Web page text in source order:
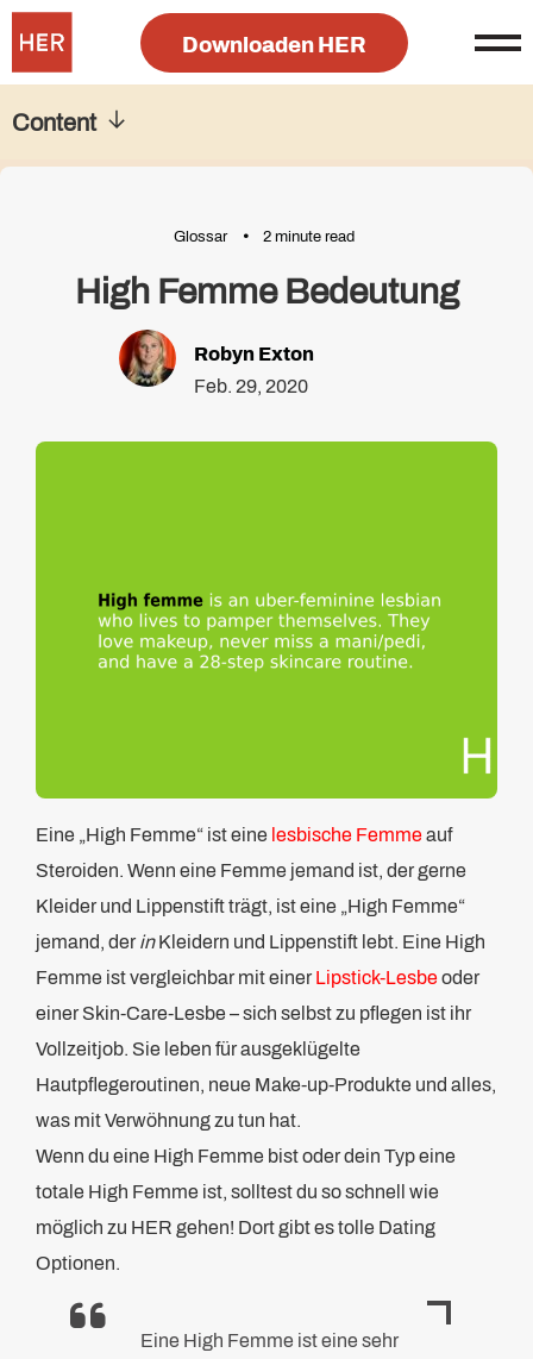
Downloaden HER
Glossar 2 minute read
High Femme Bedeutung
Robyn Exton
Feb. 29, 2020
Eine „High Femme“ ist eine lesbische Femmeauf
Steroiden. Wenn eine Femme jemand ist, der gerne
Kleider und Lippenstift trägt, ist eine „High Femme“
jemand, derinKleidern und Lippenstift lebt. Eine High
Femme ist vergleichbar mit einerLipstick-Lesbeoder
einer Skin-Care-Lesbe – sich selbst zu pflegen ist ihr
Vollzeitjob. Sie leben für ausgeklügelte
Hautpflegeroutinen, neue Make-up-Produkte und alles,
was mit Verwöhnung zu tun hat.
Wenn du eine High Femme bist oder dein Typ eine
totale High Femme ist, solltest du so schnell wie
möglich zu HER gehen! Dort gibt es tolle Dating
Optionen.
Eine High Femme ist eine sehr
Content